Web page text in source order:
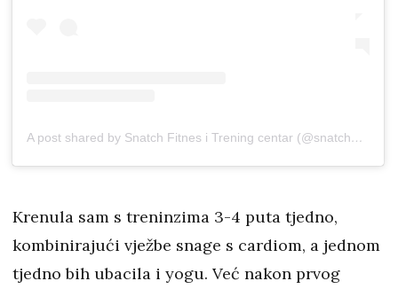
A post shared by Snatch Fitnes i Trening centar (@snatch_fitnes)
Krenula sam s treninzima 3-4 puta tjedno,
kombinirajući vježbe snage s cardiom, a jednom
tjedno bih ubacila i yogu. Već nakon prvog